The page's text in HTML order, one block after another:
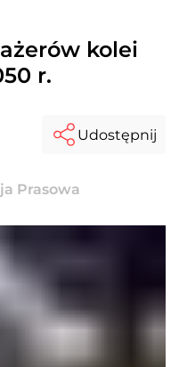
kolei
r.
Prasowa
Udostępnij